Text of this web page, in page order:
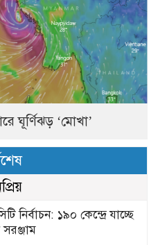
ঘূর্ণিঝড় ‘মোখা’
নির্বাচন: ১৯০ কেন্দ্রে যাচ্ছে
সরঞ্জাম